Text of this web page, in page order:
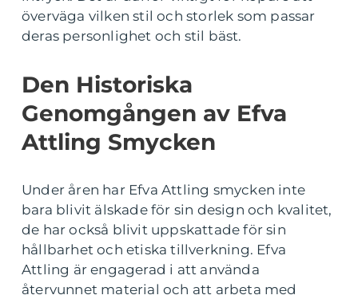
överväga vilken stil och storlek som passar
deras personlighet och stil bäst.
Den Historiska
Genomgången av Efva
Attling Smycken
Under åren har Efva Attling smycken inte
bara blivit älskade för sin design och kvalitet,
de har också blivit uppskattade för sin
hållbarhet och etiska tillverkning. Efva
Attling är engagerad i att använda
återvunnet material och att arbeta med